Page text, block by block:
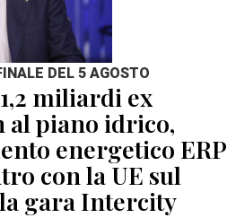
DEL 5 AGOSTO
miliardi ex
al piano idrico,
energetico ERP
con la UE sul
gara Intercity